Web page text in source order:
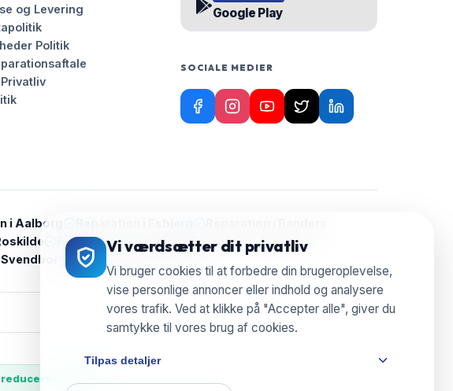
Vi værdsætter dit privatliv
Vi bruger cookies til at forbedre din brugeroplevelse,
vise personlige annoncer eller indhold og analysere
vores trafik. Ved at klikke på "Accepter alle", giver du
samtykke til vores brug af cookies.
Tilpas detaljer
og Levering
Politik
Google Play
SOCIALE MEDIER
i Aalborg
Reparation i Herning Reparation iSilkeborg
Svendborg Reparation i
e-waste